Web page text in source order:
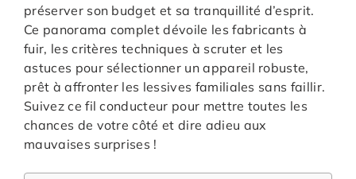
préserver son budget et sa tranquillité d’esprit.
Ce panorama complet dévoile les fabricants à
fuir, les critères techniques à scruter et les
astuces pour sélectionner un appareil robuste,
prêt à affronter les lessives familiales sans faillir.
Suivez ce fil conducteur pour mettre toutes les
chances de votre côté et dire adieu aux
mauvaises surprises !